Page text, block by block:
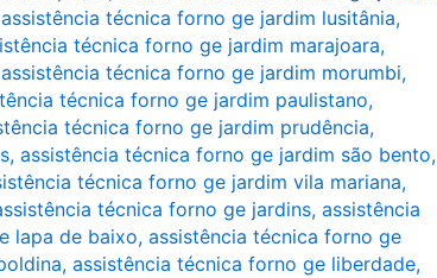
assistência técnica forno ge jardim lusitânia,
técnica forno ge jardim marajoara,
assistência técnica forno ge jardim morumbi,
técnica forno ge jardim paulistano,
técnica forno ge jardim prudência,
, assistência técnica forno ge jardim são bento,
técnica forno ge jardim vila mariana,
técnica forno ge jardins, assistência
lapa de baixo, assistência técnica forno ge
, assistência técnica forno ge liberdade,